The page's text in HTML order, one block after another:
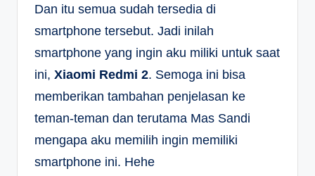
Dan itu semua sudah tersedia di
smartphone tersebut. Jadi inilah
smartphone yang ingin aku miliki untuk saat
ini, Xiaomi Redmi 2. Semoga ini bisa
memberikan tambahan penjelasan ke
teman-teman dan terutama Mas Sandi
mengapa aku memilih ingin memiliki
smartphone ini. Hehe